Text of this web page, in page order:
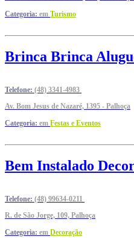
Categoria: em Turismo
Brinca Brinca
Telefone: (48) 3341-4983
Av. Bom Jesus de Nazaré, 1395 - Palhoça
Categoria: em Festas e Eventos
Bem Instalado
Telefone: (48) 99634-0211
R. de São Jorge, 109, Palhoça
Categoria: em Decoração